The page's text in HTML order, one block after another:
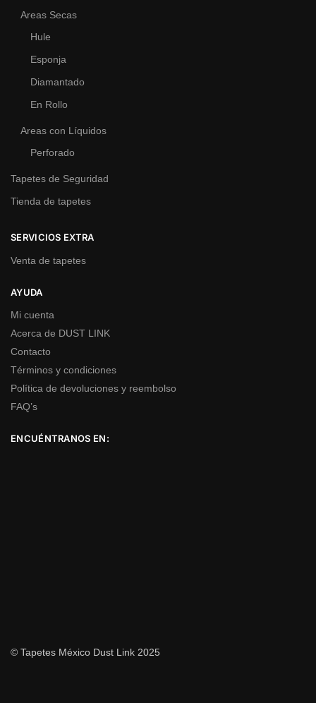
Areas Secas
Hule
Esponja
Diamantado
En Rollo
Areas con Líquidos
Perforado
Tapetes de Seguridad
Tienda de tapetes
SERVICIOS EXTRA
Venta de tapetes
AYUDA
Mi cuenta
Acerca de DUST LINK
Contacto
Términos y condiciones
Política de devoluciones y reembolso
FAQ’s
ENCUÉNTRANOS EN:
© Tapetes México Dust Link 2025